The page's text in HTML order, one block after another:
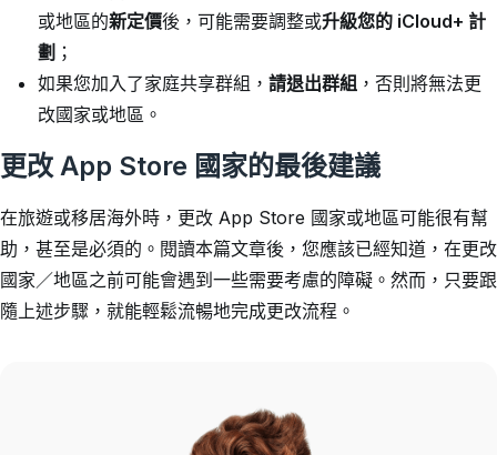
或地區的新定價後，可能需要調整或升級您的 iCloud+ 計
劃 ；
如果您加入了家庭共享群組， 請退出群組，否則將無法更
改國家或地區。
更改 App Store 國家的最後建議
在旅遊或移居海外時，更改 App Store 國家或地區可能很有幫
助，甚至是必須的。閱讀本篇文章後，您應該已經知道，在更改
國家／地區之前可能會遇到一些需要考慮的障礙。然而，只要跟
隨上述步驟，就能輕鬆流暢地完成更改流程。